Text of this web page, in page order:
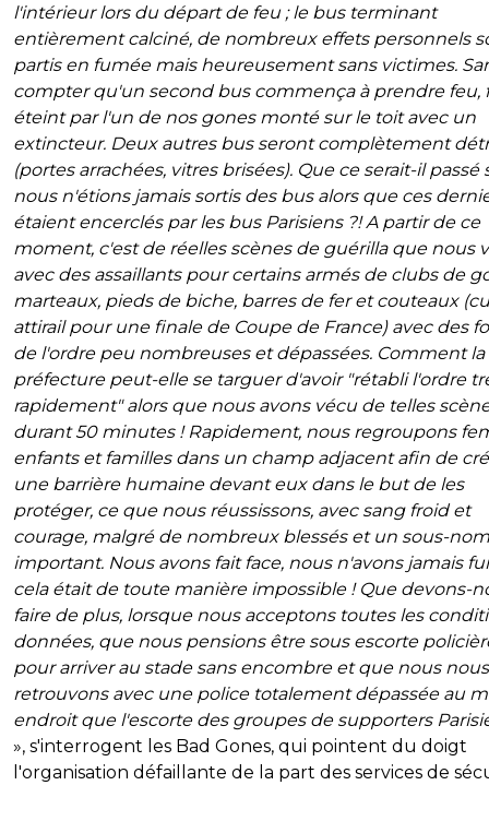
l'intérieur lors du départ de feu ; le bus terminant
entièrement calciné, de nombreux effets personnels
partis en fumée mais heureusement sans victimes.
compter qu'un second bus commença à prendre feu,
éteint par l'un de nos gones monté sur le toit avec un
extincteur. Deux autres bus seront complètement
(portes arrachées, vitres brisées). Que ce serait-il passé
nous n'étions jamais sortis des bus alors que ces
étaient encerclés par les bus Parisiens ?! A partir de ce
moment, c'est de réelles scènes de guérilla que nous
avec des assaillants pour certains armés de clubs de
marteaux, pieds de biche, barres de fer et couteaux
attirail pour une finale de Coupe de France) avec des
de l'ordre peu nombreuses et dépassées. Comment la
préfecture peut-elle se targuer d'avoir "rétabli l'ordre
rapidement" alors que nous avons vécu de telles
durant 50 minutes ! Rapidement, nous regroupons
enfants et familles dans un champ adjacent afin de
une barrière humaine devant eux dans le but de les
protéger, ce que nous réussissons, avec sang froid et
courage, malgré de nombreux blessés et un sous-
important. Nous avons fait face, nous n'avons jamais
cela était de toute manière impossible ! Que devons-
faire de plus, lorsque nous acceptons toutes les
données, que nous pensions être sous escorte
pour arriver au stade sans encombre et que nous nous
retrouvons avec une police totalement dépassée au
endroit que l'escorte des groupes de supporters
», s'interrogent les Bad Gones, qui pointent du doigt
l'organisation défaillante de la part des services de